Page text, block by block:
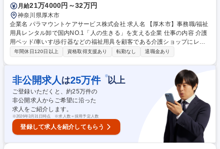
ジ）住宅補助/福利厚生◎/WEB面接
月給21万4000円～32万円
神奈川県厚木市
企業名 パラマウントケアサービス株式会社 求人名 【厚木市】事務職/福祉
用具レンタル卸で国内NO.1「人の生きる」を支える企業 仕事の内容 介護
用ベッド/車いす/歩行器などの福祉用具を顧客である介護ショップにレン
タルする際の事務作業全般を中心に担当いただきます。営業のサポート業
る介護ショップとの電話や来客対応次第では、拠点の営業成績に貢献でき
る介在価値の高い仕事です。そのため、事務作業だけでなく、人と接する
ことで周りの人をサポート・業績に間接的に関与していけることがやりが
いです。ルーチンワークの中にも、自分だけの色を出していけるのが、こ
の仕事の面白みでもあります。 ※変更範囲：無し（ただし本人の希望があ
る場合かつ職種転換された場合は当社業務全般） 募集職種 【厚木市】事
務職/福祉用具レンタル卸で国内NO.1「人の生きる」を支える企業
年間休日120日以上 資格取得支援あり 転勤なし 退職金あり
非公開求人 は25万件 ※以上
ご登録いただくと、約25万件の
非公開求人からご希望に沿った
求人をご紹介します。
※2026年3月31日時点 ※求人数＝採用予定人数
登録して求人を紹介してもらう